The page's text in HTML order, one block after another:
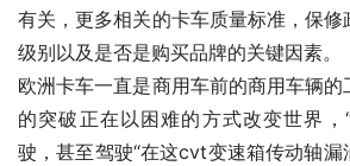
有关，更多相关的卡车质量标准，保修
级别以及是否是购买品牌的关键因素。
欧洲卡车一直是商用车前的商用车辆
的突破正在以困难的方式改变世界，
驶，甚至驾驶“在这cvt变速箱传动轴漏